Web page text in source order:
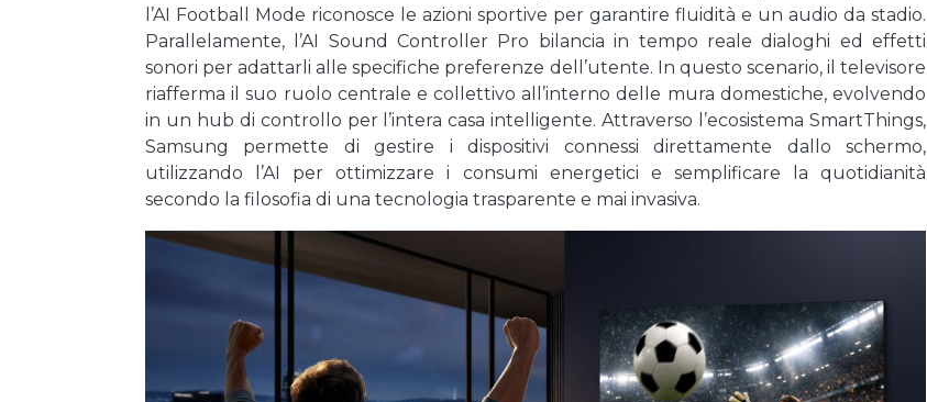
l’AI Football Mode riconosce le azioni sportive per garantire fluidità e un audio da stadio.
Parallelamente, l’AI Sound Controller Pro bilancia in tempo reale dialoghi ed effetti
sonori per adattarli alle specifiche preferenze dell’utente. In questo scenario, il televisore
riafferma il suo ruolo centrale e collettivo all’interno delle mura domestiche, evolvendo
in un hub di controllo per l’intera casa intelligente. Attraverso l’ecosistema SmartThings,
Samsung permette di gestire i dispositivi connessi direttamente dallo schermo,
utilizzando l’AI per ottimizzare i consumi energetici e semplificare la quotidianità
secondo la filosofia di una tecnologia trasparente e mai invasiva.